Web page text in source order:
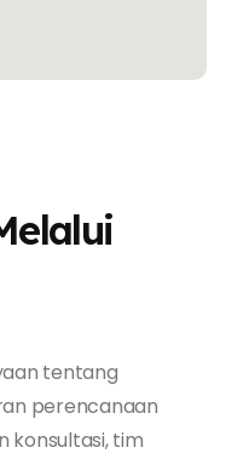
tentang
perencanaan
konsultasi, tim